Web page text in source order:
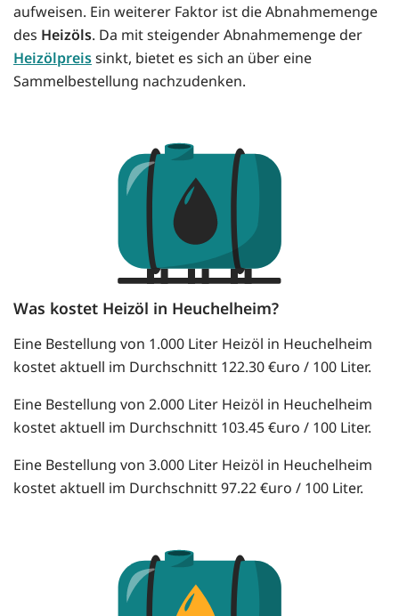
aufweisen. Ein weiterer Faktor ist die Abnahmemenge
des Heizöls. Da mit steigender Abnahmemenge der
Heizölpreissinkt, bietet es sich an über eine
Sammelbestellung nachzudenken.
Was kostet Heizöl in Heuchelheim?
Eine Bestellung von 1.000 Liter Heizöl in Heuchelheim
kostet aktuell im Durchschnitt 122.30 €uro / 100 Liter.
Eine Bestellung von 2.000 Liter Heizöl in Heuchelheim
kostet aktuell im Durchschnitt 103.45 €uro / 100 Liter.
Eine Bestellung von 3.000 Liter Heizöl in Heuchelheim
kostet aktuell im Durchschnitt 97.22 €uro / 100 Liter.